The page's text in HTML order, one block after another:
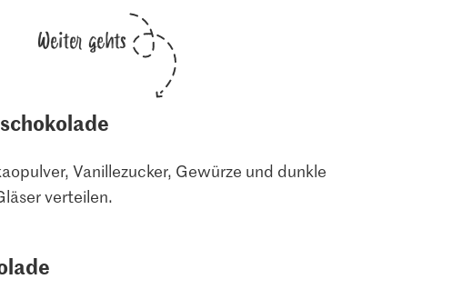
Weiter gehts
Vanillezucker, Gewürze und dunkle
verteilen.